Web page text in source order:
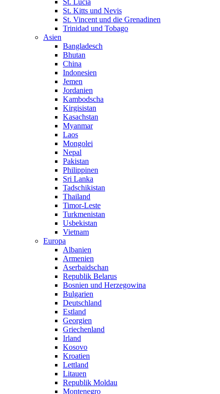
St. Lucia
St. Kitts und Nevis
St. Vincent und die Grenadinen
Trinidad und Tobago
Asien
Bangladesch
Bhutan
China
Indonesien
Jemen
Jordanien
Kambodscha
Kirgisistan
Kasachstan
Myanmar
Laos
Mongolei
Nepal
Pakistan
Philippinen
Sri Lanka
Tadschikistan
Thailand
Timor-Leste
Turkmenistan
Usbekistan
Vietnam
Europa
Albanien
Armenien
Aserbaidschan
Republik Belarus
Bosnien und Herzegowina
Bulgarien
Deutschland
Estland
Georgien
Griechenland
Irland
Kosovo
Kroatien
Lettland
Litauen
Republik Moldau
Montenegro